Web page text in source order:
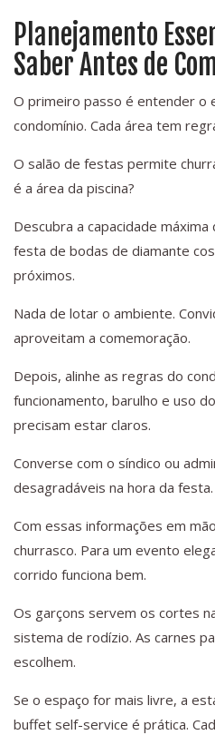
Planejamento
Saber Antes de
O primeiro passo é entender o
condomínio. Cada área tem
O salão de festas permite
é a área da piscina?
Descubra a capacidade
festa de bodas de diamante
próximos.
Nada de lotar o ambiente.
aproveitam a comemoração.
Depois, alinhe as regras do
funcionamento, barulho e uso
precisam estar claros.
Converse com o síndico ou
desagradáveis na hora da festa.
Com essas informações em
churrasco. Para um evento
corrido funciona bem.
Os garçons servem os cortes
sistema de rodízio. As carnes
escolhem.
Se o espaço for mais livre, a
buffet self-service é prática.